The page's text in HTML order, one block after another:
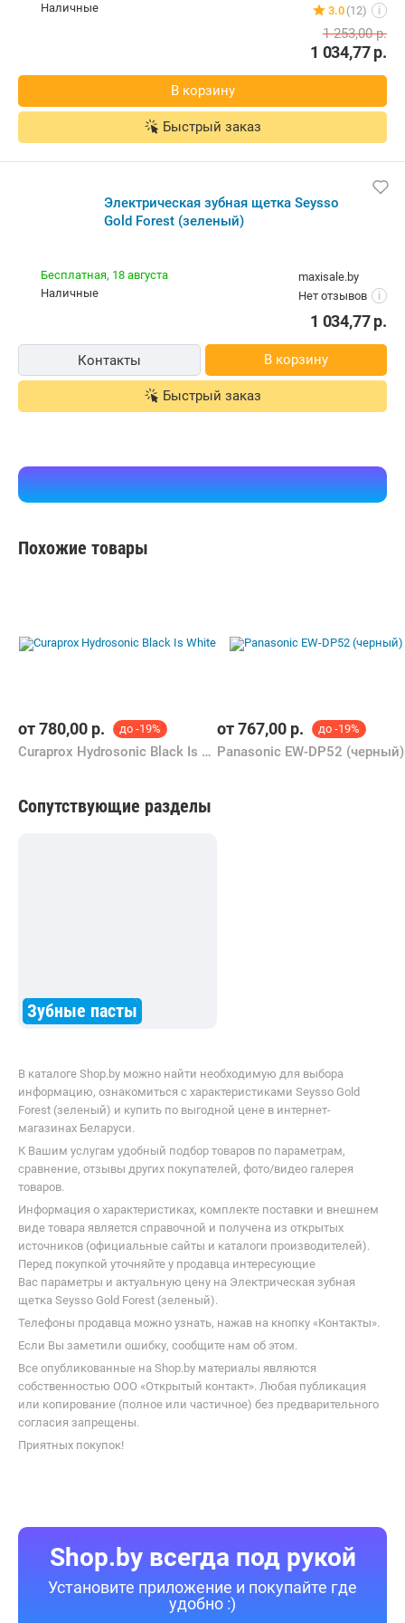
3.0 (12) i
наличные
1 034,77р.
1 253,00р.
В корзину
Быстрый заказ
Электрическая зубная щетка Seysso
Gold Forest (зеленый)
maxisale.by
Нет отзывов
i
Бесплатная, 18 августа
наличные
1 034,77р.
Контакты В корзину
Быстрый заказ
Похожие товары
от780,00 р. до -19%
Curaprox Hydrosonic Black Is White
от767,00 р. до -19%
Panasonic EW-DP52 (черный)
Сопутствующие разделы
Зубные пасты
В каталоге Shop.by можно найти необходимую для выбора
информацию, ознакомиться с характеристиками Seysso Gold
Forest (зеленый) и купить по выгодной цене в интернет-
магазинах Беларуси.
К Вашим услугам удобный подбор товаров по параметрам,
сравнение, отзывы других покупателей, фото/видео галерея
товаров.
Информация о характеристиках, комплекте поставки и внешнем
виде товара является справочной и получена из открытых
источников (официальные сайты и каталоги производителей).
Перед покупкой уточняйте у продавца интересующие
Вас параметры и актуальную цену на Электрическая зубная
щетка Seysso Gold Forest (зеленый).
Телефоны продавца можно узнать, нажав на кнопку «Контакты».
Если Вы заметили ошибку, сообщите нам об этом.
Все опубликованные на Shop.by материалы являются
собственностью ООО «Открытый контакт». Любая публикация
или копирование (полное или частичное) без предварительного
согласия запрещены.
Приятных покупок!
Shop.by всегда под рукой
Установите приложение и покупайте где
удобно :)